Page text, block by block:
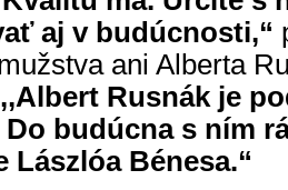
aj v budúcnosti,“
ani Alberta
,,Albert Rusnák je
budúcna s ním
Lászlóa Bénesa.“